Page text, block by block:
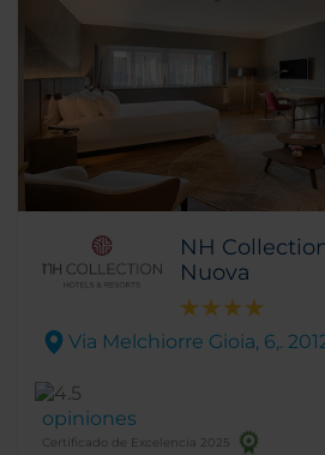
NH
Nuova
Via Melchiorre Gioia, 6,.
opiniones
Certificado de Excelencia 2025